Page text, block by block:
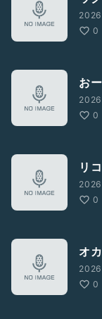
0
お
0
リ
0
オ
0